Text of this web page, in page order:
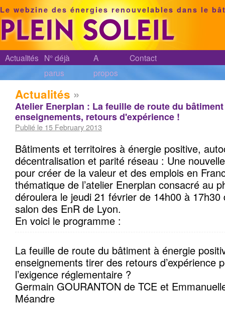
Le webzine des énergies renouvelables dans le
Actualités N° déjà
parus
A
propos
Contact
Actualités »
Atelier Enerplan : La feuille de route du
enseignements, retours d'expérience !
Publié le 15 February 2013
Bâtiments et territoires à énergie positive,
décentralisation et parité réseau : Une
pour créer de la valeur et des emplois en
thématique de l’atelier Enerplan consacré au
déroulera le jeudi 21 février de 14h00 à
salon des EnR de Lyon.
En voici le programme :
La feuille de route du bâtiment à énergie
enseignements tirer des retours d’expérience
l’exigence réglementaire ?
Germain GOURANTON de TCE et
Méandre